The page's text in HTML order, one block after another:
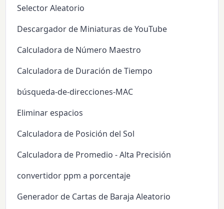
Selector Aleatorio
Descargador de Miniaturas de YouTube
Calculadora de Número Maestro
Calculadora de Duración de Tiempo
búsqueda-de-direcciones-MAC
Eliminar espacios
Calculadora de Posición del Sol
Calculadora de Promedio - Alta Precisión
convertidor ppm a porcentaje
Generador de Cartas de Baraja Aleatorio